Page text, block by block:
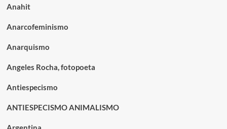
Anahit
Anarcofeminismo
Anarquismo
Angeles Rocha, fotopoeta
Antiespecismo
ANTIESPECISMO ANIMALISMO